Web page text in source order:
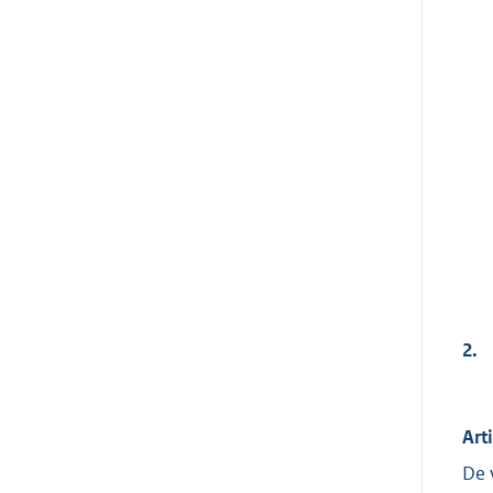
2.
De